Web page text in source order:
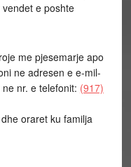
e poshte
me pjesemarje apo
ne adresen e e-mil-
ne nr. e telefonit: (917)
oraret ku familja